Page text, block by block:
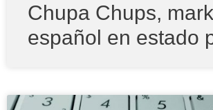
Chupa Chups,
español en estado